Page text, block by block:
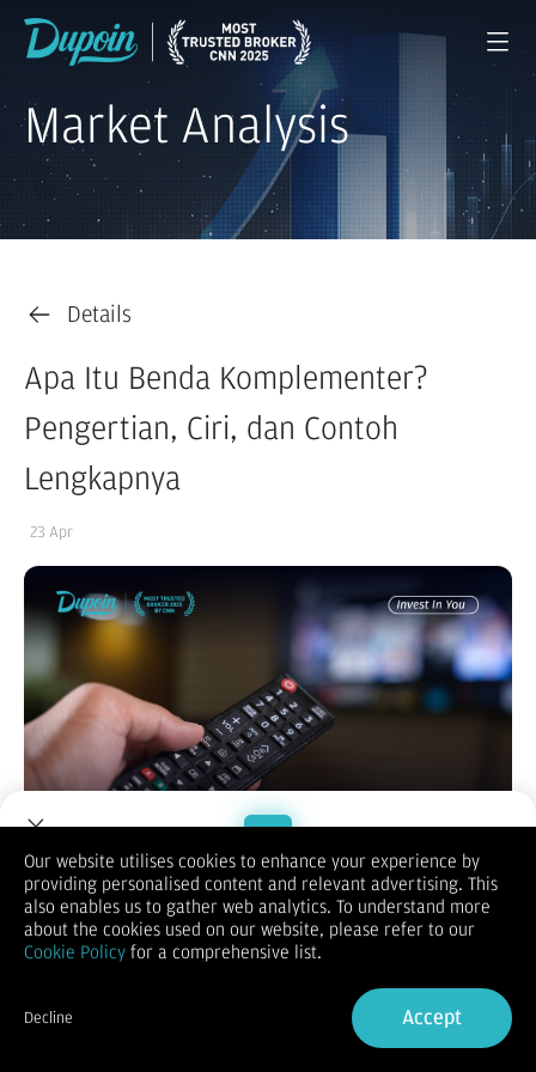
Market Analysis
Details
Apa Itu Benda Komplementer?
Pengertian, Ciri, dan Contoh
Lengkapnya
23 Apr
Pernahkah Anda terpikir mengapa penjualan kopi sering kali
sejalan dengan meningkatnya permintaan gula atau krimer?
Fenomena ini terjadi karena adanya hubungan unik antar
itu benda komplementer. Memahami konsep ini sangat penting
bagi Anda yang ingin mendalami dinamika pasar, baik sebagai
konsumen cerdas maupun pelaku bisnis yang strategis.
Welcome to Dupoin.
Trade with a Trusted Broker
Sign in
Our website utilises cookies to enhance your experience by
providing personalised content and relevant advertising. This
also enables us to gather web analytics. To understand more
about the cookies used on our website, please refer to our
Cookie Policy for a comprehensive list.
Decline Accept